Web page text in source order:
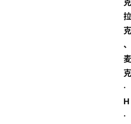
克
拉
克
、
麦
克
·
H
·